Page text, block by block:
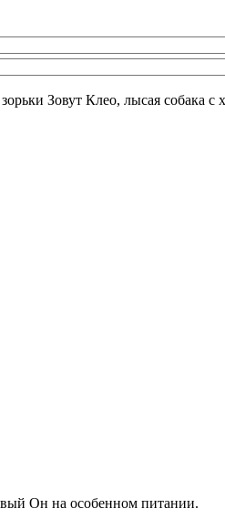
Зовут Клео, лысая собака
Он на особенном питании.